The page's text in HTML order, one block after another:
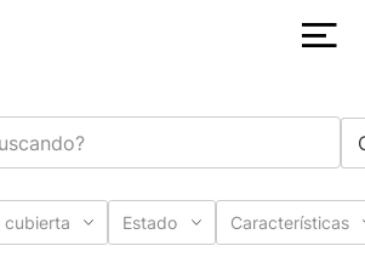
cubierta Estado Características